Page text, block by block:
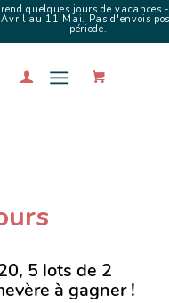
quelques jours de vacances
au 11 Mai. Pas d'envois
période.
5 lots de 2
à gagner !